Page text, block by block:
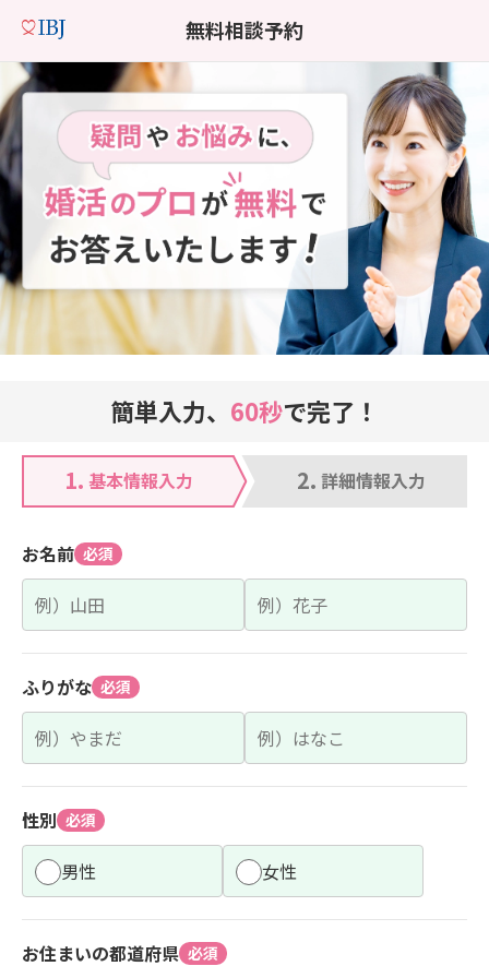
無料相談予約
簡単入力、 60秒で完了！
1. 基本情報入力 2. 詳細情報入力
お名前 必須
ふりがな 必須
性別 必須
男性 女性
お住まいの都道府県 必須